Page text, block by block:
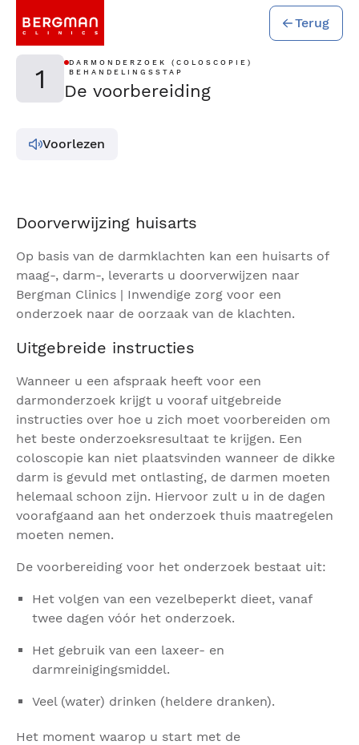
Terug
1
DARMONDERZOEK (COLOSCOPIE)
BEHANDELINGSSTAP
De voorbereiding
Voorlezen
Doorverwijzing huisarts
Op basis van de darmklachten kan een huisarts of
maag-, darm-, leverarts u doorverwijzen naar
Bergman Clinics | Inwendige zorg voor een
onderzoek naar de oorzaak van de klachten.
Uitgebreide instructies
Wanneer u een afspraak heeft voor een
darmonderzoek krijgt u vooraf uitgebreide
instructies over hoe u zich moet voorbereiden om
het beste onderzoeksresultaat te krijgen. Een
coloscopie kan niet plaatsvinden wanneer de dikke
darm is gevuld met ontlasting, de darmen moeten
helemaal schoon zijn. Hiervoor zult u in de dagen
voorafgaand aan het onderzoek thuis maatregelen
moeten nemen.
De voorbereiding voor het onderzoek bestaat uit:
Het volgen van een vezelbeperkt dieet, vanaf
twee dagen vóór het onderzoek.
Het gebruik van een laxeer- en
darmreinigingsmiddel.
Veel (water) drinken (heldere dranken).
Het moment waarop u start met de